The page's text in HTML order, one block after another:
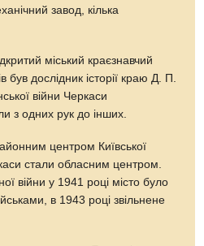
завод, кілька
міський краєзнавчий
був дослідник історії краю Д. П.
війни Черкаси
з одних рук до інших.
центром Київської
стали обласним центром.
війни у 1941 році місто було
в 1943 році звільнене